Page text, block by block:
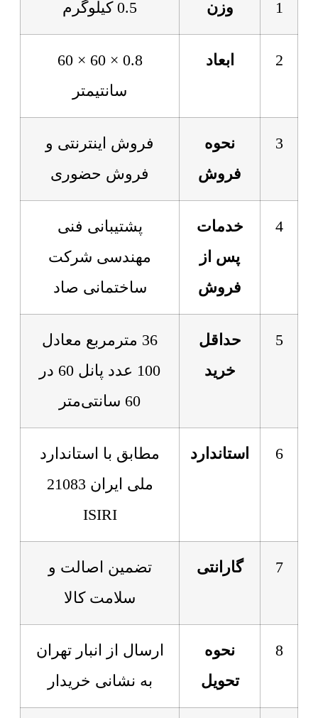
1 وزن 0.5 کیلوگرم
2 ابعاد
0.8 × 60 × 60
سانتیمتر
3
نحوه
فروش
فروش اینترنتی و
فروش حضوری
4
خدمات
پس از
فروش
پشتیبانی فنی
مهندسی شرکت
ساختمانی صاد
5
حداقل
خرید
36 مترمربع معادل
100 عدد پانل 60 در
60 سانتی‌متر
6 استاندارد
مطابق با استاندارد
ملی ایران 21083
ISIRI
7 گارانتی
تضمین اصالت و
سلامت کالا
8
نحوه
تحویل
ارسال از انبار تهران
به نشانی خریدار